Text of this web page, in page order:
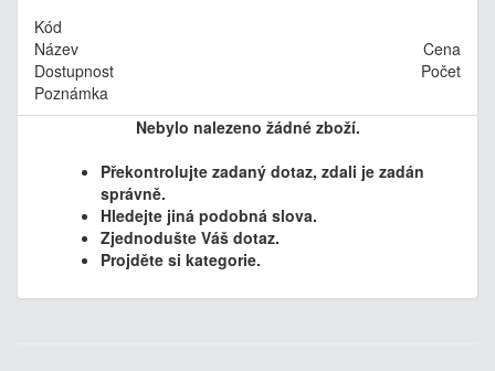
Kód
Název
Cena
Dostupnost
Počet
Poznámka
Nebylo nalezeno žádné zboží.
Překontrolujte zadaný dotaz, zdali je zadán
správně.
Hledejte jiná podobná slova.
Zjednodušte Váš dotaz.
Projděte si kategorie.